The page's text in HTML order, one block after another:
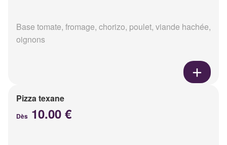
Base tomate, fromage, chorizo, poulet, viande hachée,
oignons
Pizza texane
Dès 10.00 €